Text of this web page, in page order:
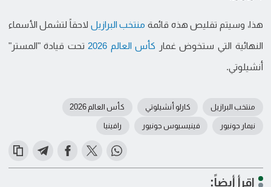
هذا، وسيتم تقليص هذه قائمة منتخب البرازيل لاحقاً لتشمل الأسماء
النهائية التي ستخوض غمار كأس العالم 2026 تحت قيادة "المستر"
أنشيلوتي.
منتخب البرازيل كارلو أنشيلوتي كأس العالم 2026
نيمار جونيور فينيسيوس جونيور رافينيا
اقرأ أيضاً: